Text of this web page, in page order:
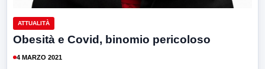
ATTUALITÀ
Obesità e Covid, binomio pericoloso
4 MARZO 2021